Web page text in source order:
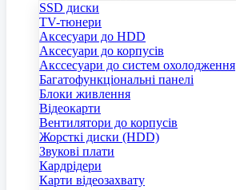
SSD диски
TV-тюнери
Аксесуари до HDD
Аксесуари до корпусів
Акссесуари до систем охолодження
Багатофункціональні панелі
Блоки живлення
Відеокарти
Вентилятори до корпусів
Жорсткі диски (HDD)
Звукові плати
Кардрідери
Карти відеозахвату